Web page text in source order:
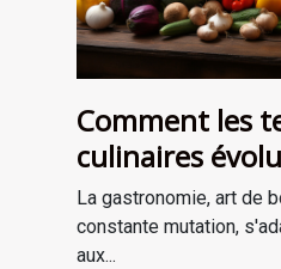
Comment les
culinaires
avec les
La gastronomie, art de
constante mutation,
aux...